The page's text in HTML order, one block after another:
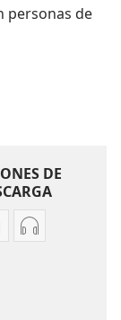
personas de
DE
Opciones